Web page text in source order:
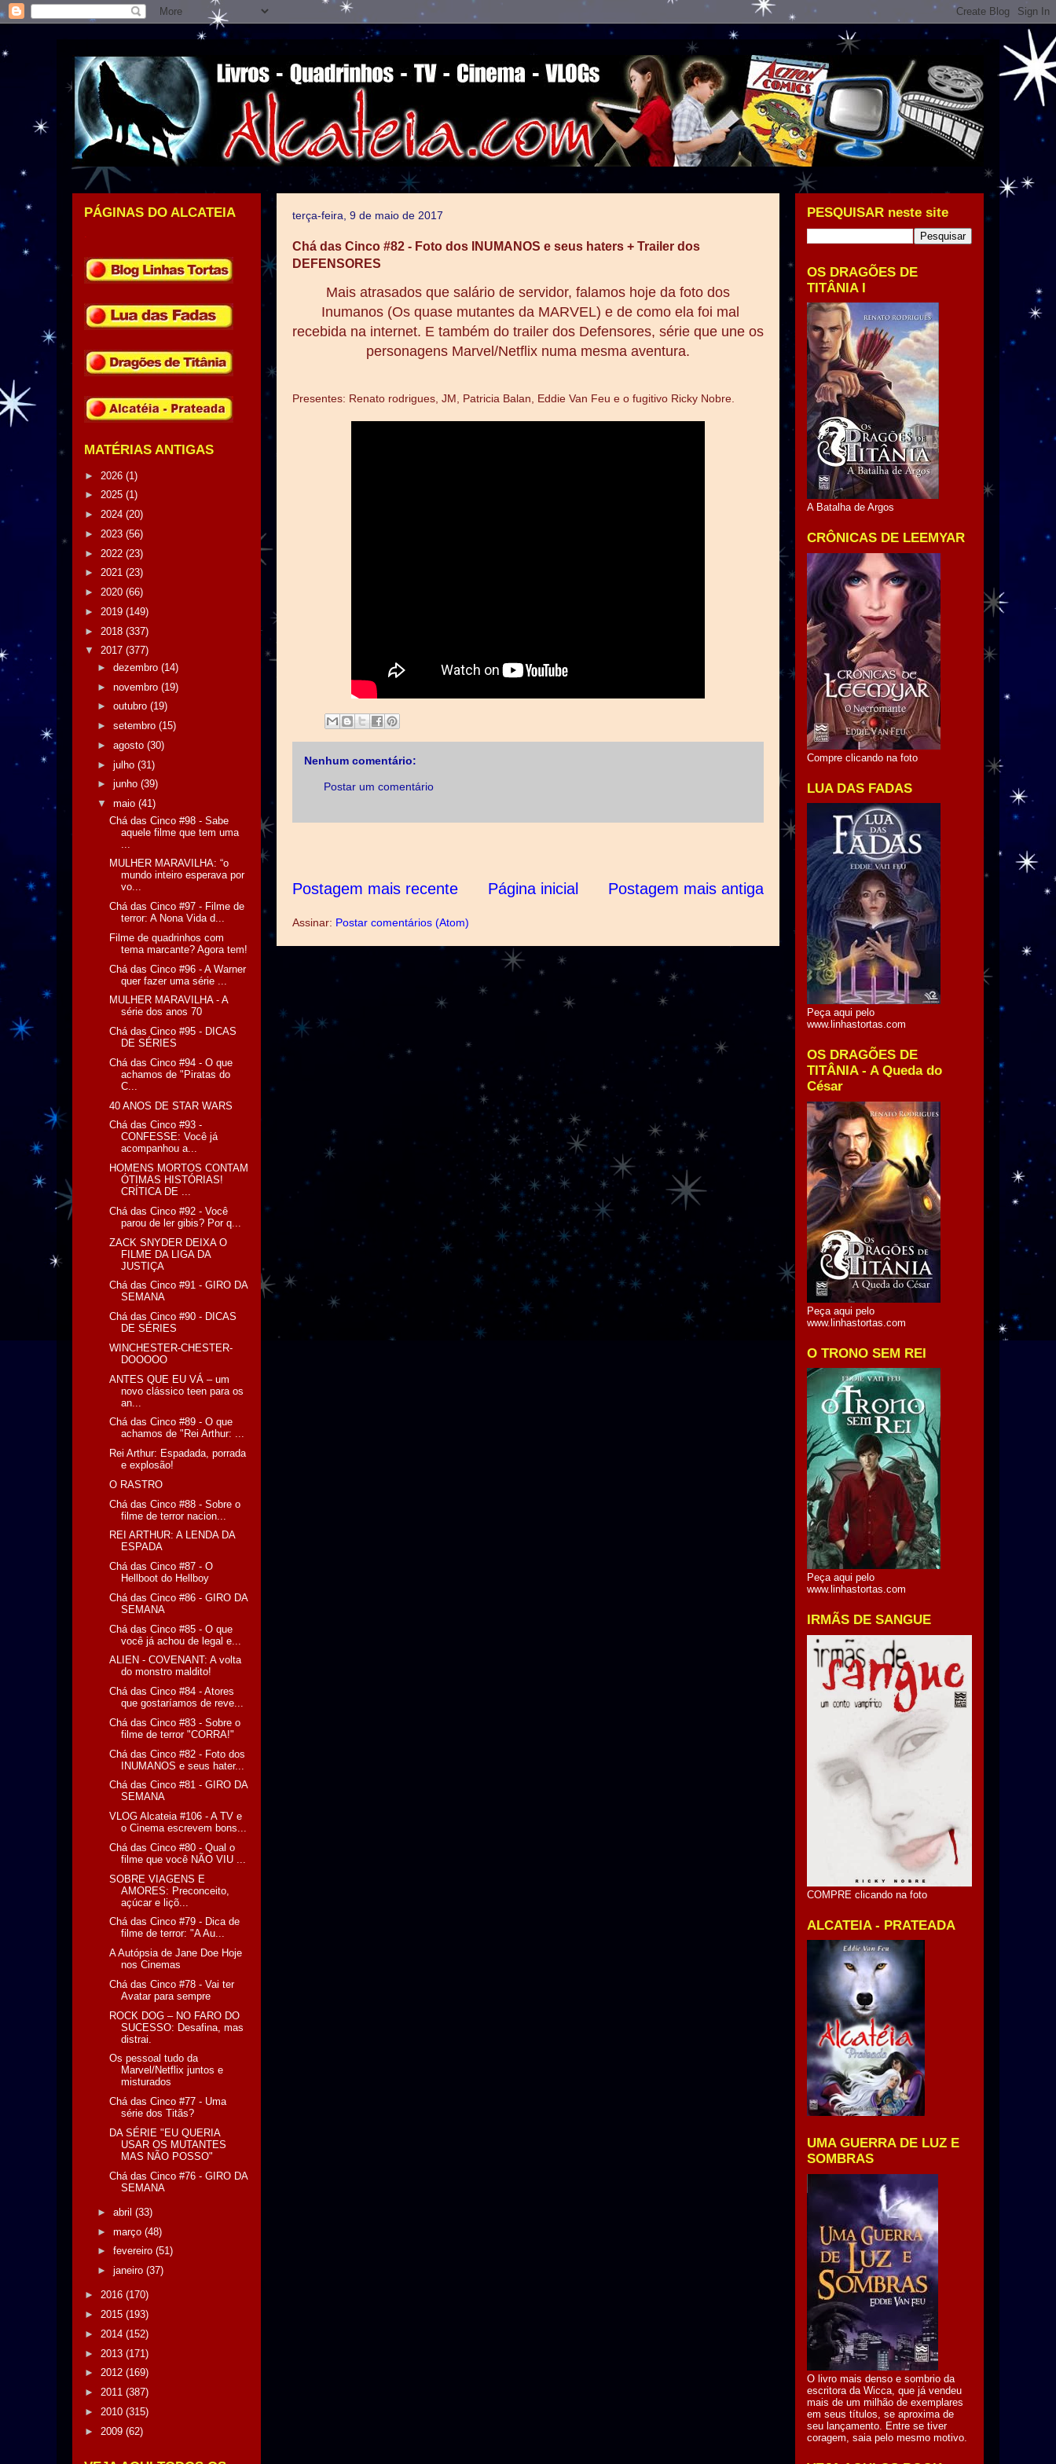
terça-feira, 9 de maio de 2017
Chá das Cinco #82 - Foto dos INUMANOS e seus haters + Trailer dos
DEFENSORES
Mais atrasados que salário de servidor, falamos hoje da foto dos
Inumanos (Os quase mutantes da MARVEL) e de como ela foi mal
recebida na internet. E também do trailer dos Defensores, série que une os
personagens Marvel/Netflix numa mesma aventura.
Presentes: Renato rodrigues, JM, Patricia Balan, Eddie Van Feu e o fugitivo Ricky Nobre.
Nenhum comentário:
Postar um comentário
Postagem mais recente Postagem mais antiga
Página inicial
Assinar: Postar comentários (Atom)
PÁGINAS DO ALCATEIA
MATÉRIAS ANTIGAS
► 2026 (1)
► 2025 (1)
► 2024 (20)
► 2023 (56)
► 2022 (23)
► 2021 (23)
► 2020 (66)
► 2019 (149)
► 2018 (337)
▼ 2017 (377)
► dezembro (14)
► novembro (19)
► outubro (19)
► setembro (15)
► agosto (30)
► julho (31)
► junho (39)
▼ maio (41)
Chá das Cinco #98 - Sabe
aquele filme que tem uma
MULHER MARAVILHA: “o
mundo inteiro esperava por
vo...
Chá das Cinco #97 - Filme de
terror: A Nona Vida d...
Filme de quadrinhos com
tema marcante? Agora tem!
Chá das Cinco #96 - A Warner
quer fazer uma série ...
MULHER MARAVILHA - A
série dos anos 70
Chá das Cinco #95 - DICAS
DE SÉRIES
Chá das Cinco #94 - O que
achamos de "Piratas do
C...
40 ANOS DE STAR WARS
Chá das Cinco #93 -
CONFESSE: Você já
acompanhou a...
HOMENS MORTOS CONTAM
ÓTIMAS HISTÓRIAS!
CRÍTICA DE ...
Chá das Cinco #92 - Você
parou de ler gibis? Por q...
ZACK SNYDER DEIXA O
FILME DA LIGA DA
JUSTIÇA
Chá das Cinco #91 - GIRO DA
SEMANA
Chá das Cinco #90 - DICAS
DE SÉRIES
WINCHESTER-CHESTER-
DOOOOO
ANTES QUE EU VÁ – um
novo clássico teen para os
an...
Chá das Cinco #89 - O que
achamos de "Rei Arthur: ...
Rei Arthur: Espadada, porrada
e explosão!
O RASTRO
Chá das Cinco #88 - Sobre o
filme de terror nacion...
REI ARTHUR: A LENDA DA
ESPADA
Chá das Cinco #87 - O
Hellboot do Hellboy
Chá das Cinco #86 - GIRO DA
SEMANA
Chá das Cinco #85 - O que
você já achou de legal e...
ALIEN - COVENANT: A volta
do monstro maldito!
Chá das Cinco #84 - Atores
que gostaríamos de reve...
Chá das Cinco #83 - Sobre o
filme de terror "CORRA!"
Chá das Cinco #82 - Foto dos
INUMANOS e seus hater...
Chá das Cinco #81 - GIRO DA
SEMANA
VLOG Alcateia #106 - A TV e
o Cinema escrevem bons...
Chá das Cinco #80 - Qual o
filme que você NÃO VIU ...
SOBRE VIAGENS E
AMORES: Preconceito,
açúcar e liçõ...
Chá das Cinco #79 - Dica de
filme de terror: "A Au...
A Autópsia de Jane Doe Hoje
nos Cinemas
Chá das Cinco #78 - Vai ter
Avatar para sempre
ROCK DOG – NO FARO DO
SUCESSO: Desafina, mas
distrai.
Os pessoal tudo da
Marvel/Netflix juntos e
misturados
Chá das Cinco #77 - Uma
série dos Titãs?
DA SÉRIE "EU QUERIA
USAR OS MUTANTES
MAS NÃO POSSO"
Chá das Cinco #76 - GIRO DA
SEMANA
► abril (33)
► março (48)
► fevereiro (51)
► janeiro (37)
► 2016 (170)
► 2015 (193)
► 2014 (152)
► 2013 (171)
► 2012 (169)
► 2011 (387)
► 2010 (315)
► 2009 (62)
PESQUISAR neste site
OS DRAGÕES DE
TITÂNIA I
A Batalha de Argos
CRÔNICAS DE LEEMYAR
Compre clicando na foto
LUA DAS FADAS
Peça aqui pelo
www.linhastortas.com
OS DRAGÕES DE
TITÂNIA - A Queda do
César
Peça aqui pelo
www.linhastortas.com
O TRONO SEM REI
Peça aqui pelo
www.linhastortas.com
IRMÃS DE SANGUE
COMPRE clicando na foto
ALCATEIA - PRATEADA
UMA GUERRA DE LUZ E
SOMBRAS
O livro mais denso e sombrio da
escritora da Wicca, que já vendeu
mais de um milhão de exemplares
em seus títulos, se aproxima de
seu lançamento. Entre se tiver
coragem, saia pelo mesmo motivo.